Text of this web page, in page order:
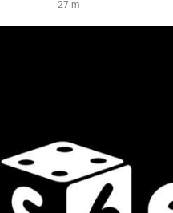
27 m